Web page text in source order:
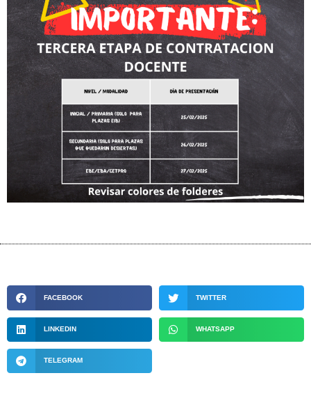
FACEBOOK TWITTER
LINKEDIN WHATSAPP
TELEGRAM